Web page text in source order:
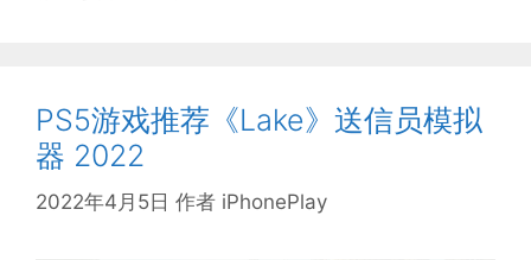
PS5游戏推荐《Lake》送信员模拟
器 2022
2022年4月5日 作者 iPhonePlay